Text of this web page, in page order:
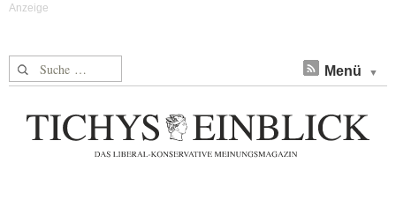
Suche nach: Menü